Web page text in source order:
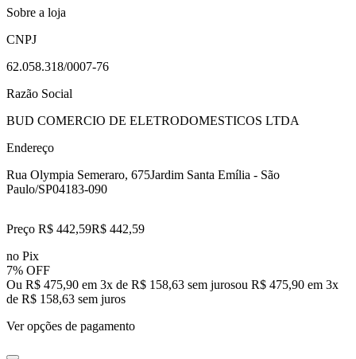
Sobre a loja
CNPJ
62.058.318/0007-76
Razão Social
BUD COMERCIO DE ELETRODOMESTICOS LTDA
Endereço
Rua Olympia Semeraro, 675Jardim Santa Emília - São
Paulo/SP04183-090
Preço R$ 442,59R$ 442,59
no Pix
7% OFF
Ou R$ 475,90 em 3x de R$ 158,63 sem jurosou R$ 475,90 em 3x
de R$ 158,63 sem juros
Ver opções de pagamento